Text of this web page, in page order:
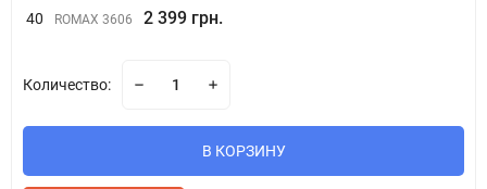
40 ROMAX 3606 2 399 грн.
Количество:
В КОРЗИНУ